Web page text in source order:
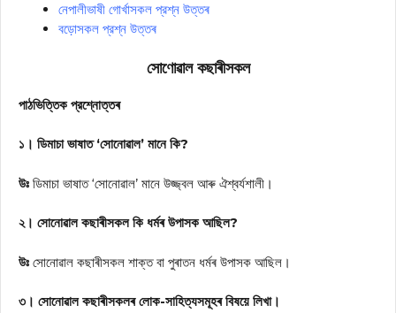
নেপালীভাষী গোৰ্খাসকল প্রশ্ন উত্তৰ
বড়োসকল প্রশ্ন উত্তৰ
সোণোৱাল কছাৰীসকল
পাঠভিত্তিক প্রশ্নোত্তৰ
১। ডিমাচা ভাষাত ‘সোনোৱাল’ মানে কি?
উঃ ডিমাচা ভাষাত ‘সোনোৱাল’ মানে উজ্জ্বল আৰু ঐশ্বর্যশালী।
২। সোনোৱাল কছাৰীসকল কি ধৰ্মৰ উপাসক আছিল?
উঃ সোনোৱাল কছাৰীসকল শাক্ত বা পুৰাতন ধৰ্মৰ উপাসক আছিল।
৩। সোনোৱাল কছাৰীসকলৰ লোক-সাহিত্যসমূহৰ বিষয়ে লিখা।